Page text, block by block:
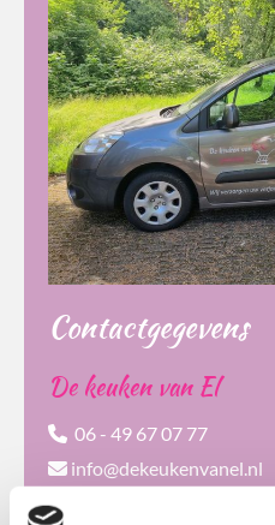
Contactgegevens
De keuken van El
 06 - 49 67 07 77
 info@dekeukenvanel.nl
